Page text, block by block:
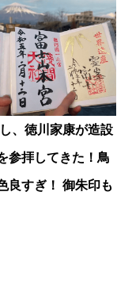
、⁡徳川家康が造設
参拝してきた！鳥
良すぎ！⁡ ⁡御朱印も